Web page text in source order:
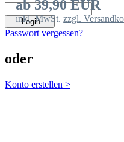
Passwort vergessen?
oder
Konto erstellen >
ab 39,90 EUR
inkl. MwSt.zzgl.